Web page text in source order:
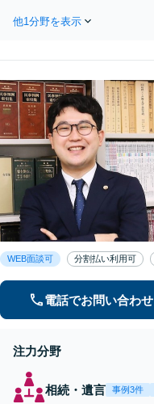
他1分野を表示
WEB面談可 分割払い利用可
電話でお問い合わせ
注力分野
相続・遺言 事例3件